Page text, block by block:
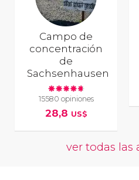
Campo de
concentración
de
Sachsenhausen
15580 opiniones
28,8 US$
ver todas las